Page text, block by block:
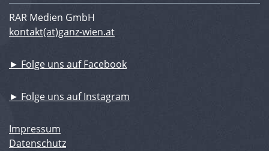
RAR Medien GmbH
kontakt(at)ganz-wien.at
► Folge uns auf Facebook
► Folge uns auf Instagram
Impressum
Datenschutz